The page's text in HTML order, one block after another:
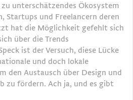
unterschätzendes Ökosystem
Startups und Freelancern deren
hat die Möglichkeit gefehlt sich
über die Trends
ist der Versuch, diese Lücke
und doch lokale
den Austausch über Design und
zu fördern. Ach ja, und es gibt